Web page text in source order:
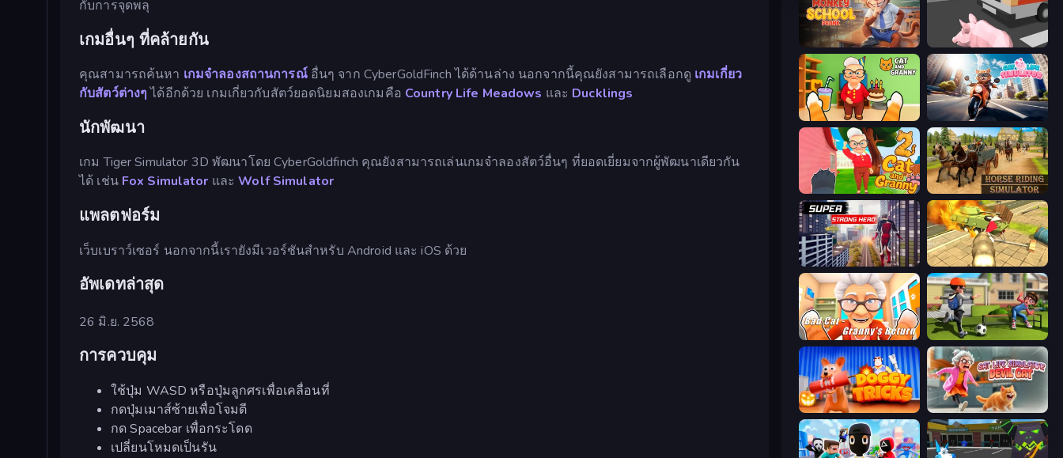
กับการจุดพลุ
เกมอื่นๆ ที่คล้ายกัน
คุณสามารถค้นหา เกมจำลองสถานการณ์อื่นๆ จาก CyberGoldFinch ได้ด้านล่าง นอกจากนี้คุณยังสามารถเลือกดู เกมเกี่ยว
กับสัตว์ต่างๆได้อีกด้วย เกมเกี่ยวกับสัตว์ยอดนิยมสองเกมคือ Country Life Meadows และ Ducklings
นักพัฒนา
เกม Tiger Simulator 3D พัฒนาโดย CyberGoldfinch คุณยังสามารถเล่นเกมจำลองสัตว์อื่นๆ ที่ยอดเยี่ยมจากผู้พัฒนาเดียวกัน
ได้ เช่น Fox Simulator และWolf Simulator
แพลตฟอร์ม
เว็บเบราว์เซอร์ นอกจากนี้เรายังมีเวอร์ชันสำหรับ Android และ iOS ด้วย
อัพเดทล่าสุด
26 มิ.ย. 2568
การควบคุม
ใช้ปุ่ม WASD หรือปุ่มลูกศรเพื่อเคลื่อนที่
กดปุ่มเมาส์ซ้ายเพื่อโจมตี
กด Spacebar เพื่อกระโดด
เปลี่ยนโหมดเป็นรัน
Monkey School Prank Crazy Pig Simulator
Cat and Granny Cat Life Simulator
Cat and Granny 2 Horse Riding Simulator
Super Strong Hero Wild Animal Zoo City Simulator
Bad Cat - Granny's Return The Prank King
Doggy Tricks Cat Life Simulator: Devil Cat